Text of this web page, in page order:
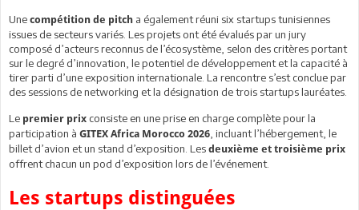
Une compétition de pitch a également réuni six startups tunisiennes
issues de secteurs variés. Les projets ont été évalués par un jury
composé d’acteurs reconnus de l’écosystème, selon des critères portant
sur le degré d’innovation, le potentiel de développement et la capacité à
tirer parti d’une exposition internationale. La rencontre s’est conclue par
des sessions de networking et la désignation de trois startups lauréates.
Le premier prix consiste en une prise en charge complète pour la
participation à GITEX Africa Morocco 2026 , incluant l’hébergement, le
billet d’avion et un stand d’exposition. Les deuxième et troisième prix
offrent chacun un pod d’exposition lors de l’événement.
Les startups distinguées